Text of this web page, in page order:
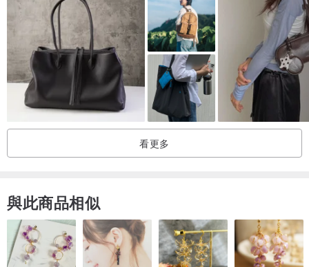
提把長：15 cm
產地：孟加拉
【保養方式】
黃麻為天然植物素材，保養簡單。一般髒污可用橡皮擦擦拭；不易去
除的髒污可用刷子沾取清潔劑刷去污點；不可置入洗衣機洗滌或浸泡
水洗。遇到淋雨潑水，放置自然晾乾即可。暫時未使用，請投入白報
紙或乾燥劑，並放至通風處保存。黃麻會隨著長時間使用而有起毛的
看更多
與此商品相似